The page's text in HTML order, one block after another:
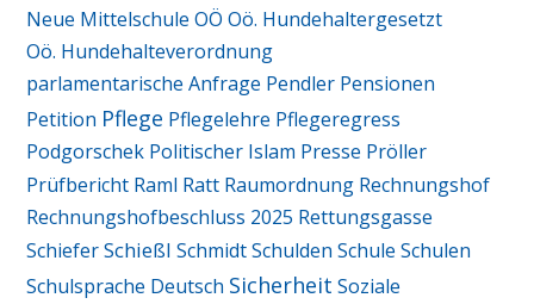
Neue Mittelschule OÖ Oö. Hundehaltergesetzt
Oö. Hundehalteverordnung
parlamentarische Anfrage Pendler Pensionen
Petition Pflege Pflegelehre Pflegeregress
Podgorschek Politischer Islam Presse Pröller
Prüfbericht Raml Ratt Raumordnung Rechnungshof
Rechnungshofbeschluss 2025 Rettungsgasse
Schiefer Schießl Schmidt Schulden Schule Schulen
Schulsprache Deutsch Sicherheit Soziale